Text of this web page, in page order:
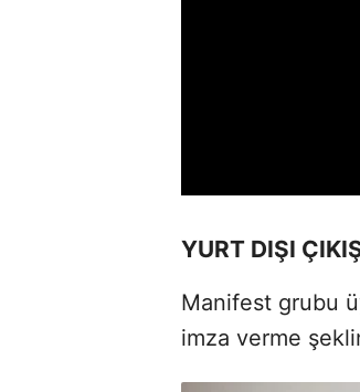
YURT DIŞI
Manifest grubu
imza verme